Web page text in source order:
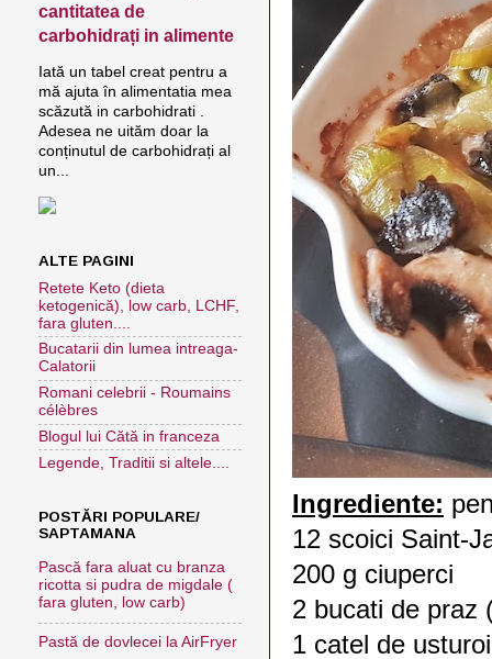
Ingrediente:
12 scoici Saint-
200 g ciuperci
2 bucati de praz
1 catel de usturoi
cantitatea de
carbohidrați in alimente
Iată un tabel creat pentru a
mă ajuta în alimentatia mea
scăzută in carbohidrati .
Adesea ne uităm doar la
conținutul de carbohidrați al
un...
ALTE PAGINI
Retete Keto (dieta
ketogenică), low carb, LCHF,
fara gluten....
Bucatarii din lumea intreaga-
Calatorii
Romani celebrii - Roumains
célèbres
Blogul lui Cătă in franceza
Legende, Traditii si altele....
POSTĂRI POPULARE/
SAPTAMANA
Pască fara aluat cu branza
ricotta si pudra de migdale (
fara gluten, low carb)
Pastă de dovlecei la AirFryer